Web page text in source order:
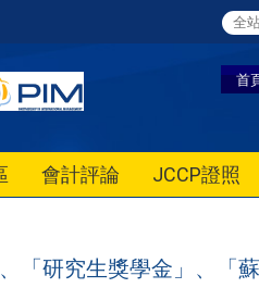
首
會計評論 JCCP證照
「研究生獎學金」、「